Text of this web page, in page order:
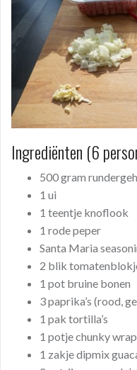
Ingrediënten (6
500 gram
1 ui
1 teentje knoflook
1 rode peper
Santa Maria
2 blik
1 pot bruine bonen
3 paprika’s (rood,
1 pak tortilla’s
1 potje chunky
1 zakje dipmix